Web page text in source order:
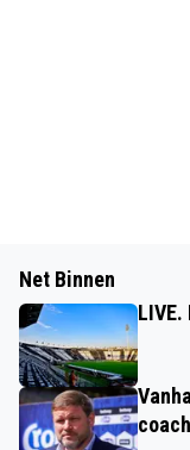
Net Binnen
LIVE.